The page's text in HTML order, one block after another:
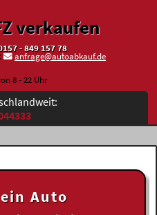
verkaufen
- 849 157 78
anfrage@autoabkauf.de
8 - 22 Uhr
Auto